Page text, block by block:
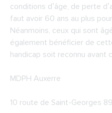
conditions d’âge, de perte
faut avoir 60 ans au plus
Néanmoins, ceux qui sont
également bénéficier de
handicap soit reconnu avant
MDPH Auxerre
10 route de Saint-Georges